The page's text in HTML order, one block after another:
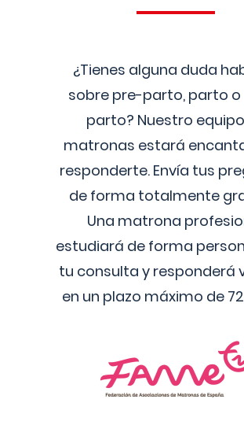
¿Tienes alguna duda
sobre pre-parto, parto
parto? Nuestro
matronas estará
responderte. Envía tus
de forma totalmente
Una matrona
estudiará de forma
tu consulta y responderá
en un plazo máximo de